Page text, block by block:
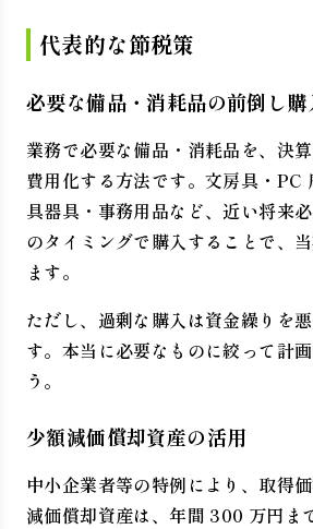
代表的な節税策
必要な備品・消耗品の前倒し購
業務で必要な備品・消耗品を、決
費用化する方法です。文房具・PC
具器具・事務用品など、近い将来
のタイミングで購入することで、
ます。
ただし、過剰な購入は資金繰りを
す。本当に必要なものに絞って計
う。
少額減価償却資産の活用
中小企業者等の特例により、取得
減価償却資産は、年間 300 万円ま